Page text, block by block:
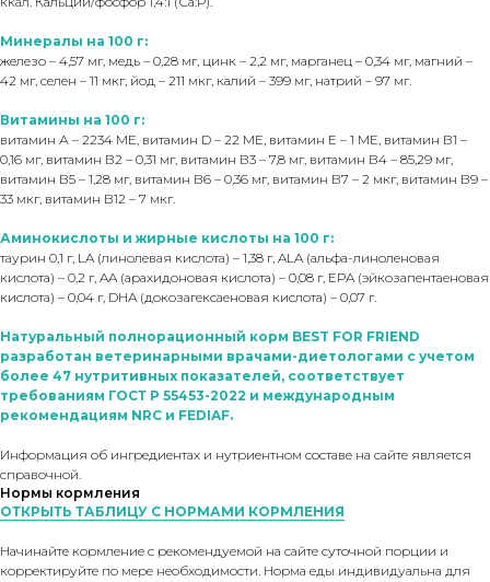
Минералы на 100 г:
железо – 4,57 мг, медь – 0,28 мг, цинк – 2,2 мг, марганец – 0,34 мг, магний –
42 мг, селен – 11 мкг, йод – 211 мкг, калий – 399 мг, натрий – 97 мг.
Витамины на 100 г:
витамин А – 2234 МЕ, витамин D – 22 МЕ, витамин Е – 1 МЕ, витамин В1 –
0,16 мг, витамин В2 – 0,31 мг, витамин В3 – 7,8 мг, витамин В4 – 85,29 мг,
витамин В5 – 1,28 мг, витамин В6 – 0,36 мг, витамин В7 – 2 мкг, витамин В9 –
33 мкг, витамин В12 – 7 мкг.
Аминокислоты и жирные кислоты на 100 г:
таурин 0,1 г, LA (линолевая кислота) – 1,38 г, ALA (альфа-линоленовая
кислота) – 0,2 г, AA (арахидоновая кислота) – 0,08 г, EPA (эйкозапентаеновая
кислота) – 0,04 г, DHA (докозагексаеновая кислота) – 0,07 г.
Натуральный полнорационный корм BEST FOR FRIEND
разработан ветеринарными врачами-диетологами с учетом
более 47 нутритивных показателей, соответствует
требованиям ГОСТ Р 55453-2022 и международным
рекомендациям NRC и FEDIAF.
Информация об ингредиентах и нутриентном составе на сайте является
справочной.
Нормы кормления
ОТКРЫТЬ ТАБЛИЦУ С НОРМАМИ КОРМЛЕНИЯ
Начинайте кормление с рекомендуемой на сайте суточной порции и
корректируйте по мере необходимости. Норма еды индивидуальна для